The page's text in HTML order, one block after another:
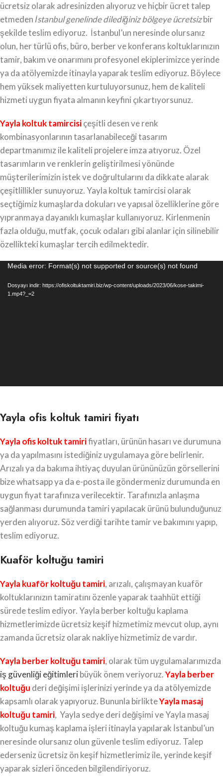
ücretsiz olarak adresinizden alıyoruz ve hiçbir ücret talep
etmedenİstanbul genelinde dilediğiniz bölgeye ücretsizbir
şekilde teslim ediyoruz. İstanbul’un neresinde olursanız
olun, her türlü ofis, büro, berber ve konferans koltuklarınızın
tamir, bakım ve onarımını profesyonel ekiplerimizce yerinde
ya da atölyemizde itinayla yaparak teslim ediyoruz. Böylece
hem yüksek maliyetten kurtuluyorsunuz, hem de kaliteli
hizmeti uygun fiyata almanın keyfini çıkartıyorsunuz.
Yayla koltuk tamircisiçeşitli desen ve renk
kombinasyonlarının tasarlanabileceği tasarım
departmanımız ile kaliteli projelere imza atıyoruz. Özel
tasarımların ve renklerin geliştirilmesi yönünde
müşterilerimizin istek ve doğrultularını da dikkate alarak
çeşitlillikler sunuyoruz. Yayla koltuk tamircisi olarak
seçtiğimiz kumaşlarda dokuları ve yapısal özelliklerine göre
yıpranmaya dayanıklı kumaşlar kullanıyoruz. Kirlenmenin
fazla olduğu, mutfak, çocuk odaları gibi alanlar için silinebilir
özellikteki kumaşlar tercih edilmektedir.
Video
oynatıcı
Media error: Format(s) not supported or source(s) not found
Dosyayı indir: https://ofiskoltuktamiri.biz/wp-content/uploads/2023/06/kose-takimi-
1.mp4?_=2
Yayla ofis koltuk tamiri fiyatı
Yayla ofis koltuk tamirifiyatları, ürünün hasarı ve durumuna
ya da yapılmasını istediğiniz uygulamaya göre belirlenir.
Arızalı ya da bakıma ihtiyaç duyulan ürününüzün görsellerini
bize whatsapp ya da e-posta ile göndermeniz durumunda en
uygun fiyat tarafınıza verilecektir. Tarafınızla anlaşma
sağlanması durumunda tamiri yapılacak ürünü bulunduğunuz
yerden alıyoruz. Söz verdiği tarihte tamir ve bakımını yapıp,
teslim ediyoruz.
Kuaför koltuğu tamiri
Yayla kuaför koltuğu tamiri, arızalı, çalışmayan kuaför
koltuklarınızın tamiratını özenle yaparak taahhüt ettiği
sürede teslim ediyor. Yayla berber koltuğu kaplama
hizmetlerimizde ücretsiz keşif hizmetimiz mevcut olup, aynı
zamanda ücretsiz olarak nakliye hizmetimiz de vardır.
Yayla berber koltuğu tamiri, olarak tüm uygulamalarımızda
iş güvenliği eğitimleribüyük önem veriyoruz.Yayla berber
koltuğu deri değişimi işlerinizi yerinde ya da atölyemizde
kapsamlı olarak yapıyoruz. Bununla birlikteYayla masaj
koltuğu tamiri, Yayla sedye deri değişimi ve Yayla masaj
koltuğu kumaş kaplama işleri itinayla yapılarak İstanbul’un
neresinde olursanız olun güvenle teslim ediyoruz. Talep
ederseniz ücretsiz ön keşif hizmetlerimiz ile, yerinde keşif
yaparak sizleri önceden bilgilendiriyoruz.